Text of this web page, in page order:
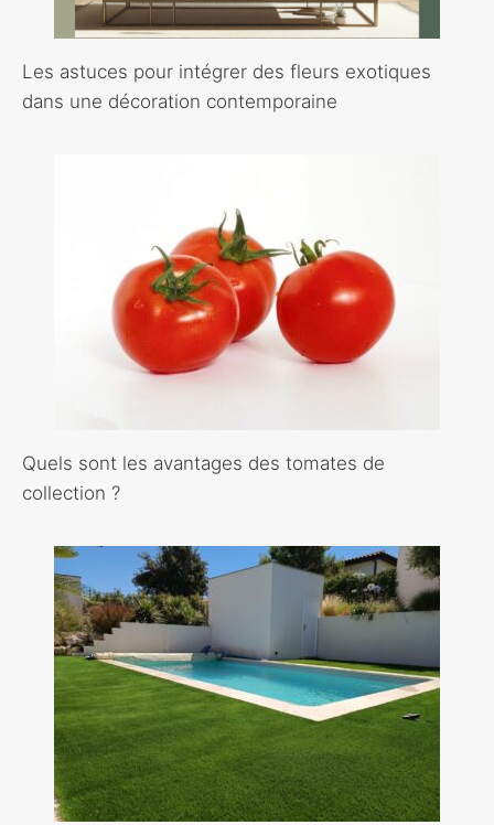
Les astuces pour intégrer des fleurs exotiques
dans une décoration contemporaine
Quels sont les avantages des tomates de
collection ?